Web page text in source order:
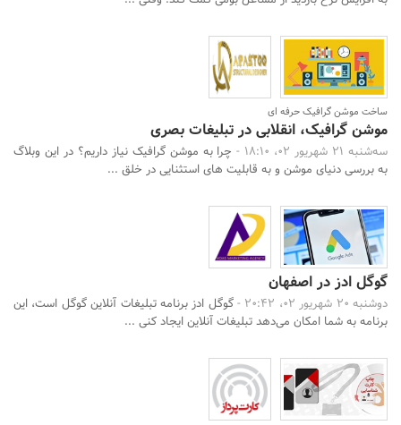
ساخت موشن گرافیک حرفه ای
موشن گرافیک، انقلابی در تبلیغات بصری
سه‌شنبه 21 شهریور 02، 18:10 -
چرا به موشن گرافیک نیاز داریم؟ در این وبلاگ
به بررسی دنیای موشن و به قابلیت های استثنایی در خلق ...
گوگل ادز در اصفهان
دوشنبه 20 شهریور 02، 20:42 -
گوگل ادز برنامه تبلیغات آنلاین گوگل است، این
برنامه به شما امکان می‌دهد تبلیغات آنلاین ایجاد کنی ...